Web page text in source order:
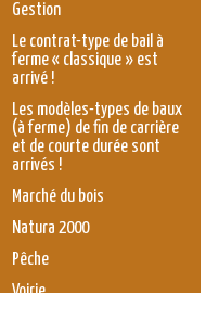
Gestion
Le contrat-type de bail à
ferme « classique » est
arrivé !
Les modèles-types de baux
(à ferme) de fin de carrière
et de courte durée sont
arrivés !
Marché du bois
Natura 2000
Pêche
Voirie